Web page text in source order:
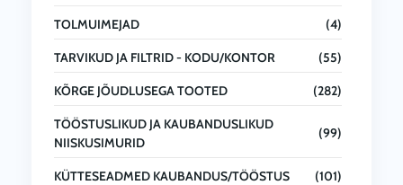
TOLMUIMEJAD (4)
TARVIKUD JA FILTRID - KODU/KONTOR (55)
KÕRGE JÕUDLUSEGA TOOTED (282)
TÖÖSTUSLIKUD JA KAUBANDUSLIKUD
NIISKUSIMURID
(99)
KÜTTESEADMED KAUBANDUS/TÖÖSTUS (101)